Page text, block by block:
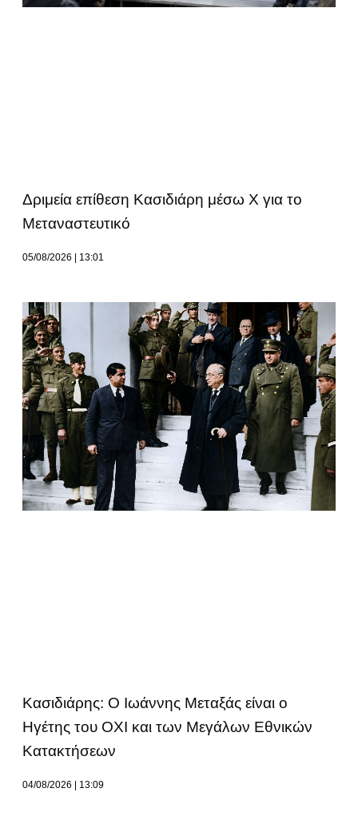
Δριμεία επίθεση Κασιδιάρη μέσω Χ για το
Μεταναστευτικό
05/08/2026 13:01
Κασιδιάρης: Ο Ιωάννης Μεταξάς είναι ο
Ηγέτης του ΟΧΙ και των Μεγάλων Εθνικών
Κατακτήσεων
04/08/2026 13:09